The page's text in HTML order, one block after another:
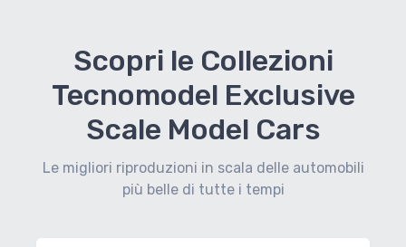
Scopri le Collezioni
Tecnomodel Exclusive
Scale Model Cars
Le migliori riproduzioni in scala delle automobili
più belle di tutte i tempi